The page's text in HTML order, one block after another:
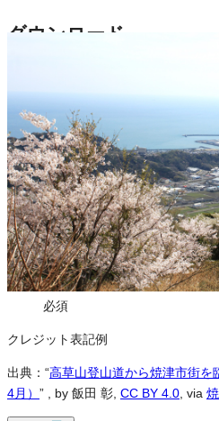
ダウンロード
グ・色変更などの改変も可能です。
※本サイトの利用規約
営利利用
可
改変
可
クレジット表記
必須
クレジット表記例
出典：“高草山登山道から焼津市街を
4月） ” , by 飯田 彰, CC BY 4.0 , via